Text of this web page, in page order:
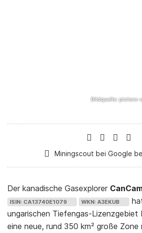
picture-
Miningscout bei Google
Der kanadische Gasexplorer
CA13740E1079 A3EKUB
ungarischen Tiefengas-Lizenzgebiet
eine neue, rund 350 km² große Zone